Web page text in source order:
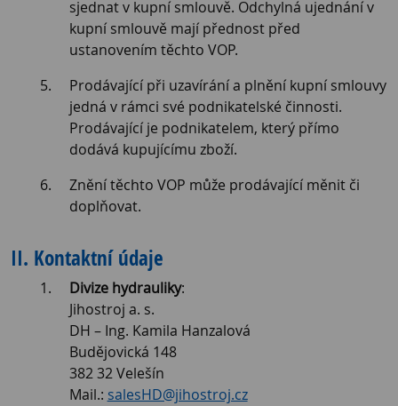
sjednat v kupní smlouvě. Odchylná ujednání v
kupní smlouvě mají přednost před
ustanovením těchto VOP.
Prodávající při uzavírání a plnění kupní smlouvy
jedná v rámci své podnikatelské činnosti.
Prodávající je podnikatelem, který přímo
dodává kupujícímu zboží.
Znění těchto VOP může prodávající měnit či
doplňovat.
II. Kontaktní údaje
Divize hydrauliky:
Jihostroj a. s.
DH – Ing. Kamila Hanzalová
Budějovická 148
382 32 Velešín
Mail.: salesHD@jihostroj.cz